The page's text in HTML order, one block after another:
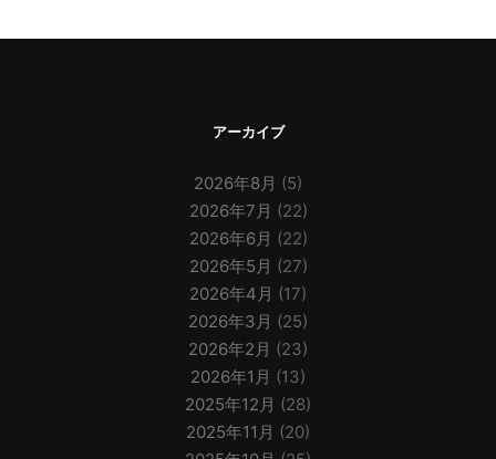
アーカイブ
2026年8月 (5)
2026年7月 (22)
2026年6月 (22)
2026年5月 (27)
2026年4月 (17)
2026年3月 (25)
2026年2月 (23)
2026年1月 (13)
2025年12月 (28)
2025年11月 (20)